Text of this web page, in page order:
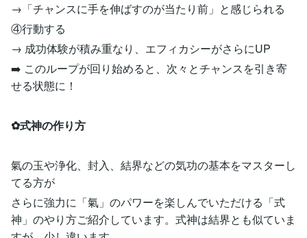
→「チャンスに手を伸ばすのが当たり前」と感じられる
④行動する
→ 成功体験が積み重なり、エフィカシーがさらにUP
➡️ このループが回り始めると、次々とチャンスを引き寄
せる状態に！
✿式神の作り方
氣の玉や浄化、封入、結界などの気功の基本をマスターし
てる方が
さらに強力に「氣」のパワーを楽しんでいただける「式
神」のやり方ご紹介しています。式神は結界とも似ていま